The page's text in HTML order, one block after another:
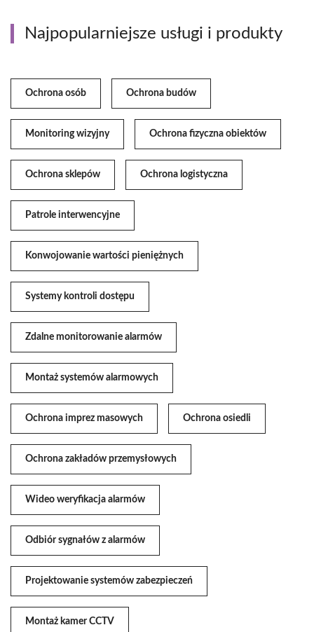
Najpopularniejsze usługi i produkty
Ochrona osób Ochrona budów
Monitoring wizyjny Ochrona fizyczna obiektów
Ochrona sklepów Ochrona logistyczna
Patrole interwencyjne
Konwojowanie wartości pieniężnych
Systemy kontroli dostępu
Zdalne monitorowanie alarmów
Montaż systemów alarmowych
Ochrona imprez masowych Ochrona osiedli
Ochrona zakładów przemysłowych
Wideo weryfikacja alarmów
Odbiór sygnałów z alarmów
Projektowanie systemów zabezpieczeń
Montaż kamer CCTV